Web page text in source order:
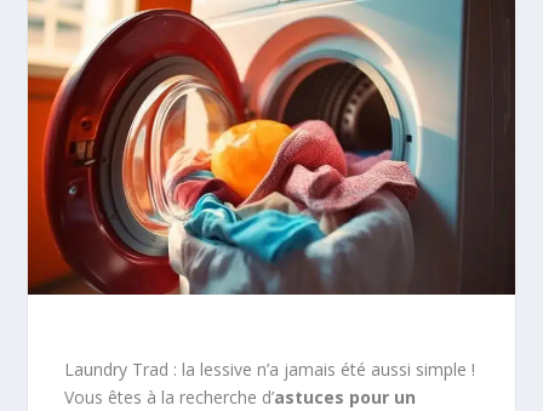
Laundry Trad : la lessive n’a jamais été aussi simple !
Vous êtes à la recherche d’astuces pour un